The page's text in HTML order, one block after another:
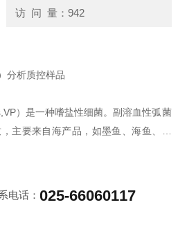
访 问 量：942
分析质控样品
）是一种嗜盐性细菌。副溶血性弧菌
主要来自海产品，如墨鱼、海鱼、海
电话：025-66060117